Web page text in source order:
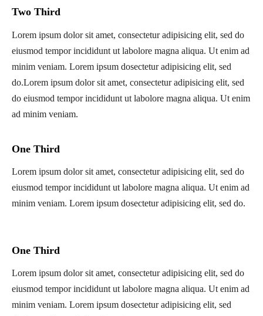
Two Third
Lorem ipsum dolor sit amet, consectetur adipisicing elit, sed do
eiusmod tempor incididunt ut labolore magna aliqua. Ut enim ad
minim veniam. Lorem ipsum dosectetur adipisicing elit, sed
do.Lorem ipsum dolor sit amet, consectetur adipisicing elit, sed
do eiusmod tempor incididunt ut labolore magna aliqua. Ut enim
ad minim veniam.
One Third
Lorem ipsum dolor sit amet, consectetur adipisicing elit, sed do
eiusmod tempor incididunt ut labolore magna aliqua. Ut enim ad
minim veniam. Lorem ipsum dosectetur adipisicing elit, sed do.
One Third
Lorem ipsum dolor sit amet, consectetur adipisicing elit, sed do
eiusmod tempor incididunt ut labolore magna aliqua. Ut enim ad
minim veniam. Lorem ipsum dosectetur adipisicing elit, sed